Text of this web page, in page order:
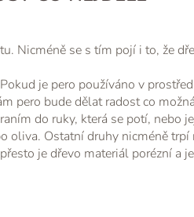
Nicméně se s tím pojí i to, že
je pero používáno v
pero bude dělat radost co
do ruky, která se potí, nebo
Ostatní druhy nicméně
je dřevo materiál porézní a